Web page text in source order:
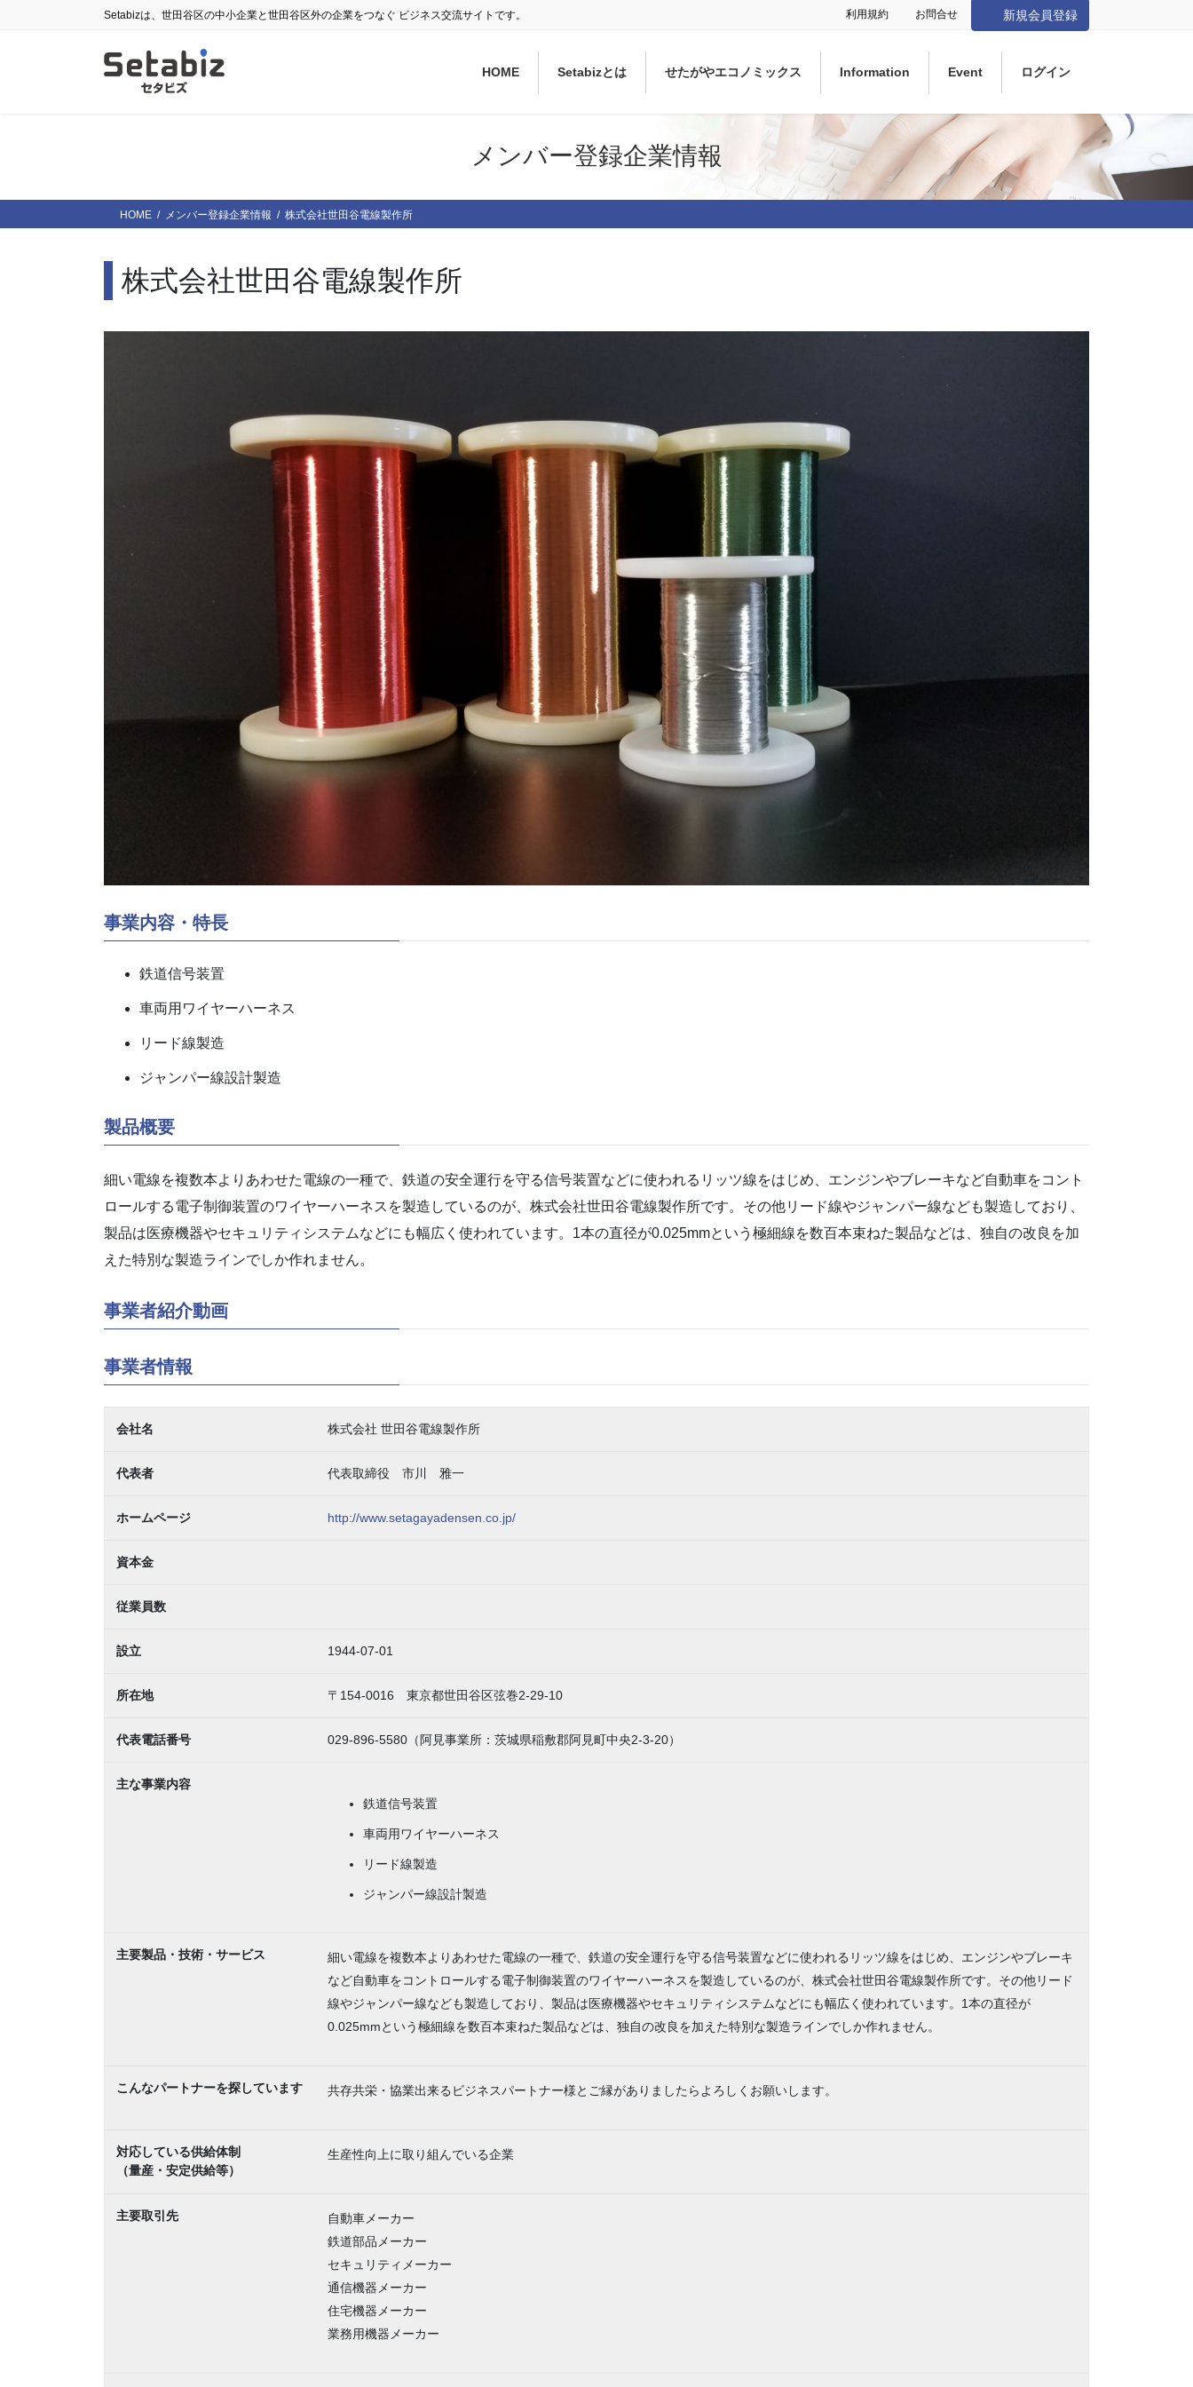
動
Setabizは、世田谷区の中小企業と世田谷区外の企業をつなぐ ビジネス交流サイトです。 利用規約 お問合せ 新規会員登録
HOME Setabizとは せたがやエコノミックス Information Event ログイン
メンバー登録企業情報
HOME メンバー登録企業情報 株式会社世田谷電線製作所
株式会社世田谷電線製作所
事業内容・特長
鉄道信号装置
車両用ワイヤーハーネス
リード線製造
ジャンパー線設計製造
製品概要
細い電線を複数本よりあわせた電線の一種で、鉄道の安全運行を守る信号装置などに使われるリッツ線をはじめ、エンジンやブレーキなど自動車をコント
ロールする電子制御装置のワイヤーハーネスを製造しているのが、株式会社世田谷電線製作所です。その他リード線やジャンパー線なども製造しており、
製品は医療機器やセキュリティシステムなどにも幅広く使われています。1本の直径が0.025mmという極細線を数百本束ねた製品などは、独自の改良を加
えた特別な製造ラインでしか作れません。
事業者紹介動画
事業者情報
会社名 株式会社 世田谷電線製作所
代表者 代表取締役 市川 雅一
ホームページ http://www.setagayadensen.co.jp/
資本金
従業員数
設立 1944-07-01
所在地 〒154-0016 東京都世田谷区弦巻2-29-10
代表電話番号 029-896-5580（阿見事業所：茨城県稲敷郡阿見町中央2-3-20）
主な事業内容
鉄道信号装置
車両用ワイヤーハーネス
リード線製造
ジャンパー線設計製造
主要製品・技術・サービス
細い電線を複数本よりあわせた電線の一種で、鉄道の安全運行を守る信号装置などに使われるリッツ線をはじめ、エンジンやブレーキ
など自動車をコントロールする電子制御装置のワイヤーハーネスを製造しているのが、株式会社世田谷電線製作所です。その他リード
線やジャンパー線なども製造しており、製品は医療機器やセキュリティシステムなどにも幅広く使われています。1本の直径が
0.025mmという極細線を数百本束ねた製品などは、独自の改良を加えた特別な製造ラインでしか作れません。
こんなパートナーを探しています 共存共栄・協業出来るビジネスパートナー様とご縁がありましたらよろしくお願いします。
対応している供給体制
（量産・安定供給等）
生産性向上に取り組んでいる企業
主要取引先
自動車メーカー
鉄道部品メーカー
セキュリティメーカー
通信機器メーカー
住宅機器メーカー
業務用機器メーカー